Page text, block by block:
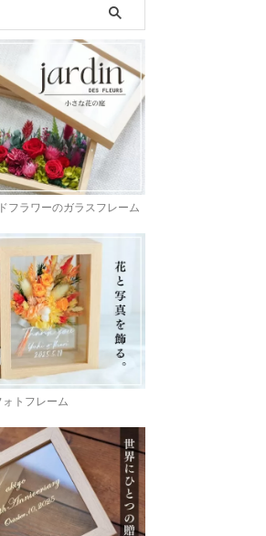
フラワーのガラスフレーム
トフレーム